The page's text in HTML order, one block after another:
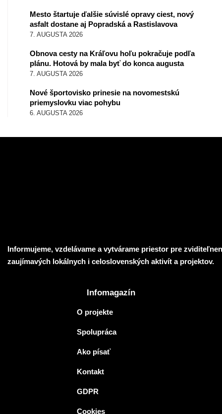
Mesto štartuje ďalšie súvislé opravy ciest, nový
asfalt dostane aj Popradská a Rastislavova
7. AUGUSTA 2026
Obnova cesty na Kráľovu hoľu pokračuje podľa
plánu. Hotová by mala byť do konca augusta
7. AUGUSTA 2026
Nové športovisko prinesie na novomestskú
priemyslovku viac pohybu
6. AUGUSTA 2026
Informujeme, vzdelávame a vytvárame priestor pre
zaujímavých lokálnych i celoslovenských aktivít a projektov.
Infomagazín
O projekte
Spolupráca
Ako písať
Kontakt
GDPR
Cookies